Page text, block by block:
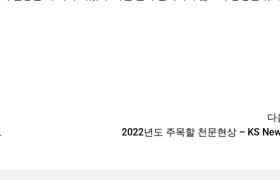
다
2022년도 주목할 천문현상 – KS